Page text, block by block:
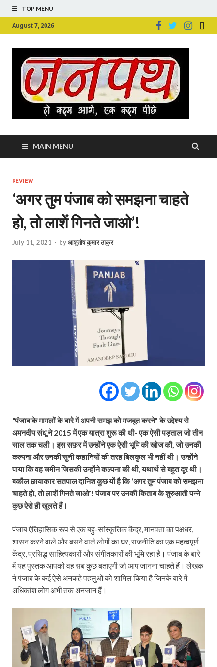
TOP MENU
August 7, 2026
MAIN MENU
REVIEW
‘अगर तुम पंजाब को समझना चाहते
हो, तो लाशें गिनते जाओ’!
July 11, 2021 - byआशुतोष कुमार ठाकुर
“पंजाब के मामलों के बारे में अपनी समझ को मजबूत करने” के उद्देश्‍य से
अमनदीप संधू ने 2015 में एक यात्रा शुरू की थी- एक ऐसी पड़ताल जो तीन
साल तक चली। इस सफ़र में उन्‍होंने एक ऐसी भूमि की खोज की, जो उनकी
कल्पना और उनकी सुनी कहानियों की तरह बिलकुल भी नहीं थी। उन्होंने
पाया कि वह जमीन जिसकी उन्होंने कल्पना की थी, यथार्थ से बहुत दूर थी।
बकौल छायाकार सतपाल दानिश कुछ यों है कि ‘अगर तुम पंजाब को समझना
चाहते हो, तो लाशें गिनते जाओ’! पंजाब पर उनकी किताब के शुरुआती पन्ने
कुछ ऐसे ही खुलते हैं।
पंजाब ऐतिहासिक रूप से एक बहु-सांस्कृतिक केंद्र, मानवता का पक्षधर,
शासन करने वाले और बसने वाले लोगों का घर, राजनीति का एक महत्वपूर्ण
केंद्र, प्रसिद्ध साहित्यकारों और संगीतकारों की भूमि रहा है। पंजाब के बारे
में यह पुस्तक आपको वह सब कुछ बताएगी जो आप जानना चाहते हैं। लेखक
ने पंजाब के कई ऐसे अनकहे पहलुओं को शामिल किया है जिनके बारे में
अधिकांश लोग अभी तक अनजान हैं।